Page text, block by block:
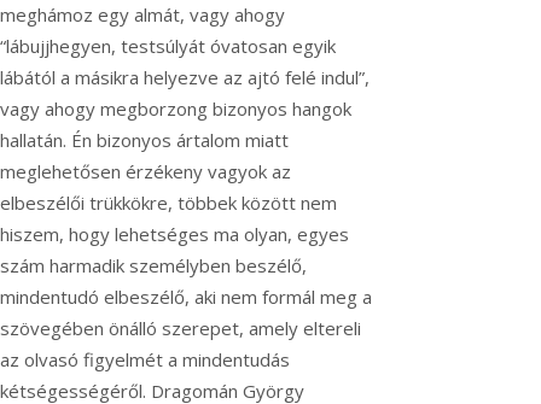
meghámoz egy almát, vagy ahogy
“lábujjhegyen, testsúlyát óvatosan egyik
lábától a másikra helyezve az ajtó felé indul”,
vagy ahogy megborzong bizonyos hangok
hallatán. Én bizonyos ártalom miatt
meglehetősen érzékeny vagyok az
elbeszélői trükkökre, többek között nem
hiszem, hogy lehetséges ma olyan, egyes
szám harmadik személyben beszélő,
mindentudó elbeszélő, aki nem formál meg a
szövegében önálló szerepet, amely eltereli
az olvasó figyelmét a mindentudás
kétségességéről. Dragomán György